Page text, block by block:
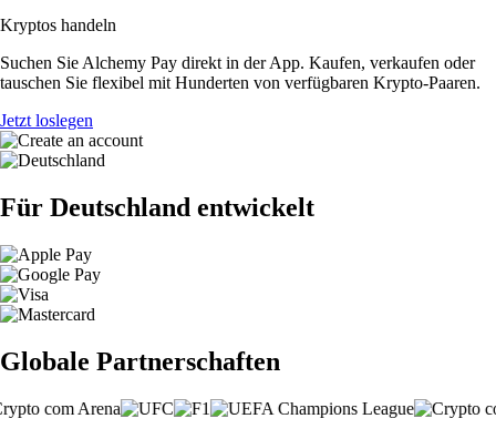
Kryptos handeln
Suchen Sie Alchemy Pay direkt in der App. Kaufen, verkaufen oder
tauschen Sie flexibel mit Hunderten von verfügbaren Krypto-Paaren.
Jetzt loslegen
Für Deutschland entwickelt
Globale Partnerschaften